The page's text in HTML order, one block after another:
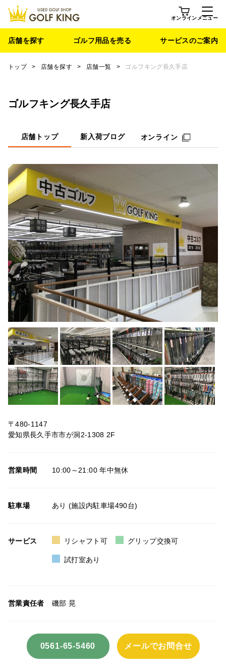
オンライン メニュー
店舗を探す ゴルフ用品を売る サービスのご案内
トップ > 店舗を探す > 店舗一覧 > ゴルフキング長久手店
ゴルフキング長久手店
店舗トップ 新入荷ブログ オンライン
〒480-1147
愛知県長久手市市が洞2-1308 2F
営業時間 10:00～21:00 年中無休
駐車場 あり (施設内駐車場490台)
サービス リシャフト可 グリップ交換可
試打室あり
営業責任者 磯部 晃
0561-65-5460 メールでお問合せ